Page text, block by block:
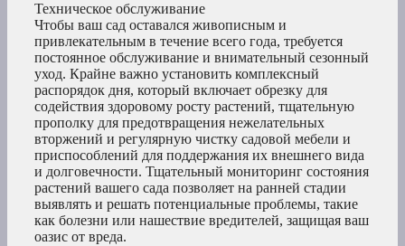
Техническое обслуживание
Чтобы ваш сад оставался живописным и
привлекательным в течение всего года, требуется
постоянное обслуживание и внимательный сезонный
уход. Крайне важно установить комплексный
распорядок дня, который включает обрезку для
содействия здоровому росту растений, тщательную
прополку для предотвращения нежелательных
вторжений и регулярную чистку садовой мебели и
приспособлений для поддержания их внешнего вида
и долговечности. Тщательный мониторинг состояния
растений вашего сада позволяет на ранней стадии
выявлять и решать потенциальные проблемы, такие
как болезни или нашествие вредителей, защищая ваш
оазис от вреда.